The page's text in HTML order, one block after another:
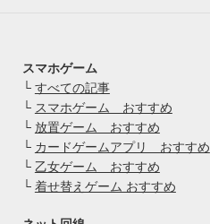
スマホゲーム
└ すべての記事
└ スマホゲーム おすすめ
└ 放置ゲーム おすすめ
└ カードゲームアプリ おすすめ
└ 乙女ゲーム おすすめ
└ 着せ替えゲーム おすすめ